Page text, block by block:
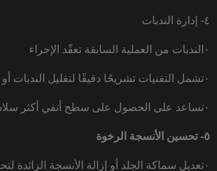
٤- إدارة الندبات
٠الندبات من العملية السابقة تعقّد الإجراء
٠تشمل التقنيات تشريحًا دقيقًا لتقليل الندبات أو إزالتها
٠تساعد على الحصول على سطح أنفي أكثر سلاسة وشفاء أفضل.
٥- تحسين الأنسجة الرخوة
٠تعديل سماكة الجلد أو إزالة الأنسجة الزائدة لتحسين شكل الأنف